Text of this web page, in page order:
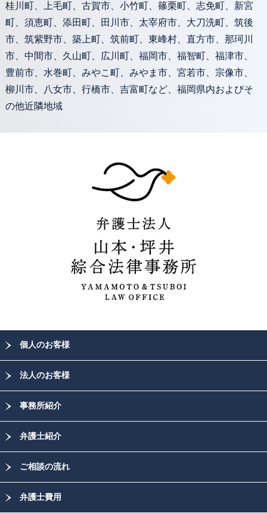
桂川町、上毛町、古賀市、小竹町、篠栗町、志免町、新宮
町、須恵町、添田町、田川市、太宰府市、大刀洗町、筑後
市、筑紫野市、築上町、筑前町、東峰村、直方市、那珂川
市、中間市、久山町、広川町、福岡市、福智町、福津市、
豊前市、水巻町、みやこ町、みやま市、宮若市、宗像市、
柳川市、八女市、行橋市、吉富町など、福岡県内およびそ
の他近隣地域
個人のお客様
法人のお客様
事務所紹介
弁護士紹介
ご相談の流れ
弁護士費用